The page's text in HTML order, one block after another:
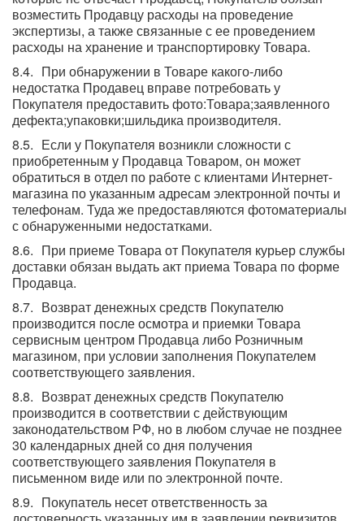
возместить Продавцу расходы на проведение
экспертизы, а также связанные с ее проведением
расходы на хранение и транспортировку Товара.
При обнаружении в Товаре какого-либо
недостатка Продавец вправе потребовать у
Покупателя предоставить фото:Товара;заявленного
дефекта;упаковки;шильдика производителя.
Если у Покупателя возникли сложности с
приобретенным у Продавца Товаром, он может
обратиться в отдел по работе с клиентами Интернет-
магазина по указанным адресам электронной почты и
телефонам. Туда же предоставляются фотоматериалы
с обнаруженными недостатками.
При приеме Товара от Покупателя курьер службы
доставки обязан выдать акт приема Товара по форме
Продавца.
Возврат денежных средств Покупателю
производится после осмотра и приемки Товара
сервисным центром Продавца либо Розничным
магазином, при условии заполнения Покупателем
соответствующего заявления.
Возврат денежных средств Покупателю
производится в соответствии с действующим
законодательством РФ, но в любом случае не позднее
30 календарных дней со дня получения
соответствующего заявления Покупателя в
письменном виде или по электронной почте.
Покупатель несет ответственность за